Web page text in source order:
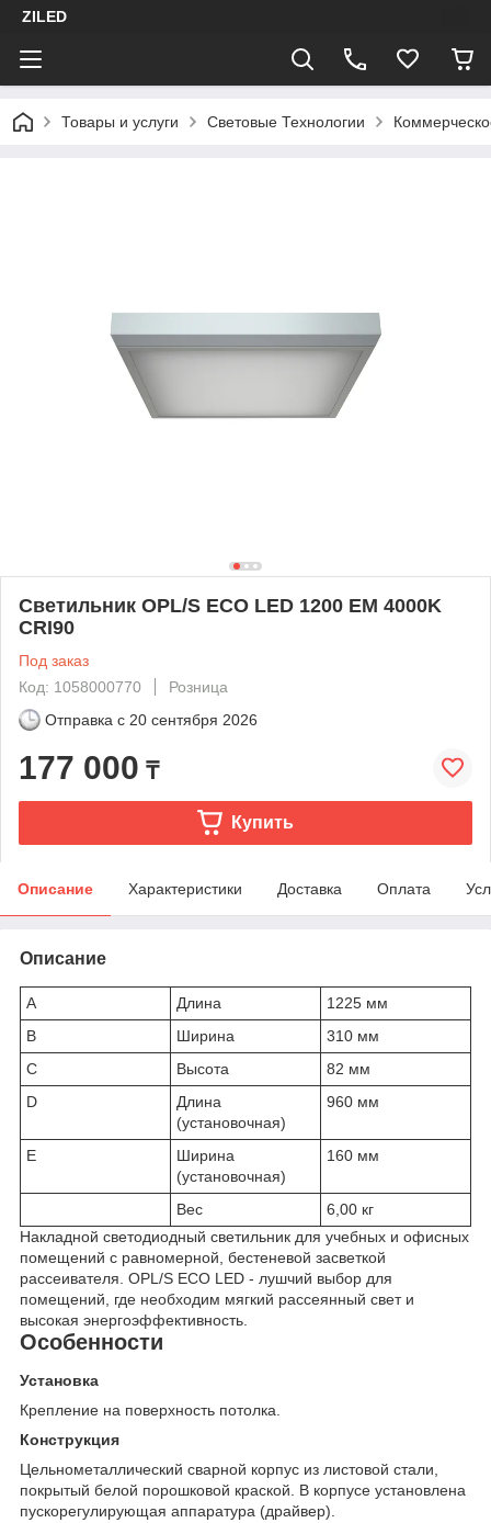
ZILED
Товары и услуги Световые Технологии
Светильник OPL/S ECO LED 1200 EM 4000K
CRI90
Под заказ
Код: 1058000770
Розница
Отправка с 20 сентября 2026
177 000 ₸
Купить
Описание Характеристики Доставка Оплата
Описание
A Длина
1225 мм
B
Ширина
310 мм
C
Высота
82 мм
D
Длина
(установочная)
960 мм
E
Ширина
(установочная)
160 мм
Вес
6,00 кг
Накладной светодиодный светильник для учебных и офисных
помещений с равномерной, бестеневой засветкой
рассеивателя. OPL/S ECO LED - лушчий выбор для
помещений, где необходим мягкий рассеянный свет и
высокая энергоэффективность.
Особенности
Установка
Крепление на поверхность потолка.
Конструкция
Цельнометаллический сварной корпус из листовой стали,
покрытый белой порошковой краской. В корпусе установлена
пускорегулирующая аппаратура (драйвер).